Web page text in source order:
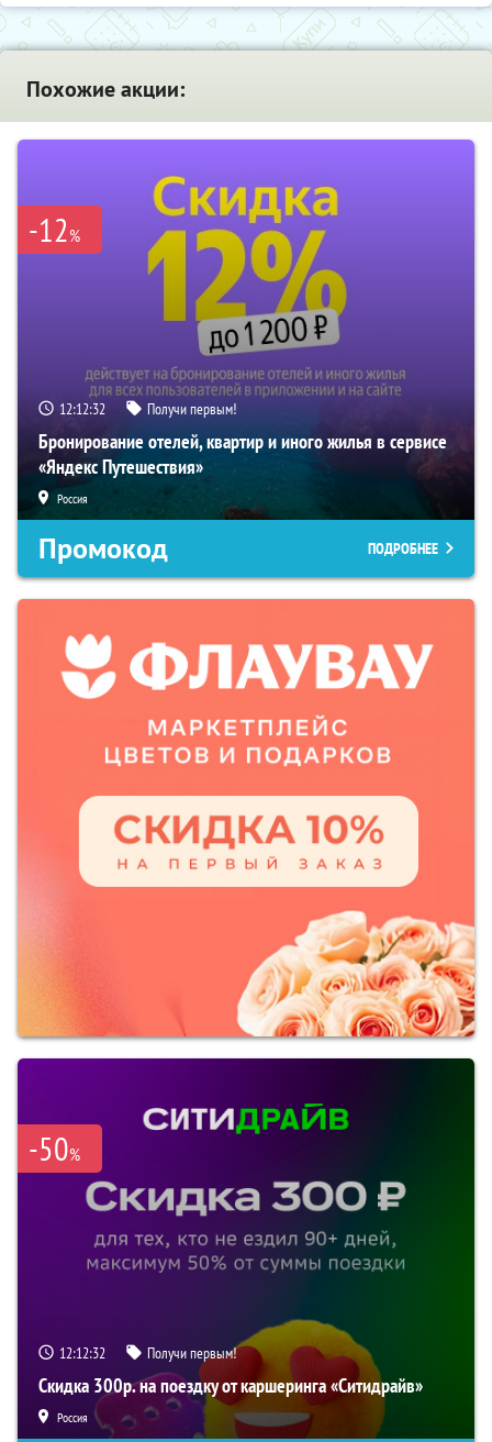
Похожие акции:
-12%
12:12:31 Получи первым!
Бронирование отелей, квартир и иного жилья в сервисе
«Яндекс Путешествия»
Россия
Промокод ПОДРОБНЕЕ
-50%
12:12:31 Получи первым!
Скидка 300р. на поездку от каршеринга «Ситидрайв»
Россия